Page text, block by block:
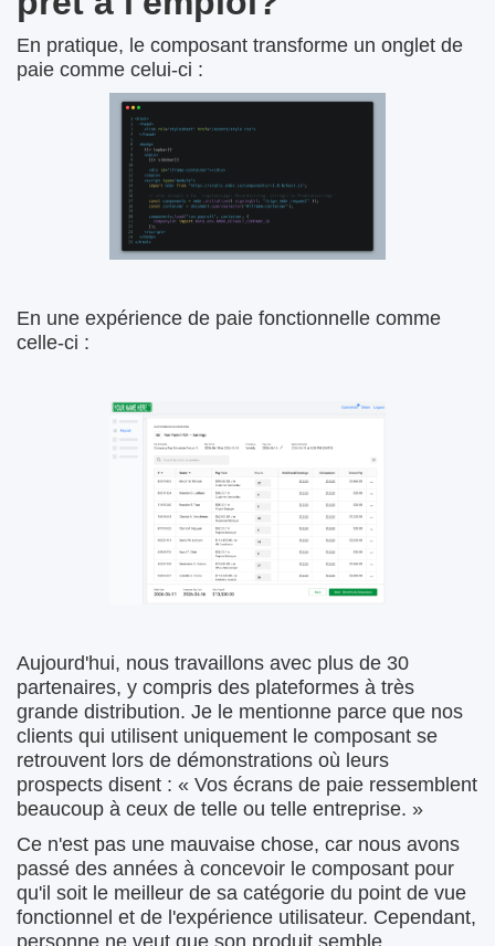
En pratique, le composant transforme un onglet de
paie comme celui-ci :
En une expérience de paie fonctionnelle comme
celle-ci :
Aujourd'hui, nous travaillons avec plus de 30
partenaires, y compris des plateformes à très
grande distribution. Je le mentionne parce que nos
clients qui utilisent uniquement le composant se
retrouvent lors de démonstrations où leurs
prospects disent : « Vos écrans de paie ressemblent
beaucoup à ceux de telle ou telle entreprise. »
Ce n'est pas une mauvaise chose, car nous avons
passé des années à concevoir le composant pour
qu'il soit le meilleur de sa catégorie du point de vue
fonctionnel et de l'expérience utilisateur. Cependant,